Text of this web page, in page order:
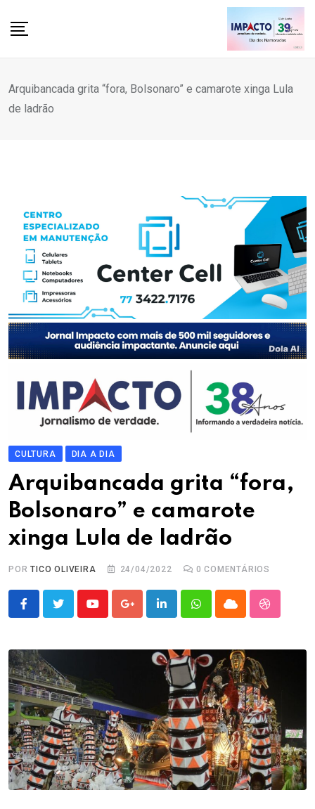
Arquibancada grita “fora, Bolsonaro” e camarote xinga Lula
de ladrão
CULTURA DIA A DIA
Arquibancada grita “fora,
Bolsonaro” e camarote
xinga Lula de ladrão
PORTICO OLIVEIRA 24/04/2022 0 COMENTÁRIOS
YoutubeGoogle+LinkedInWhatsappCloud